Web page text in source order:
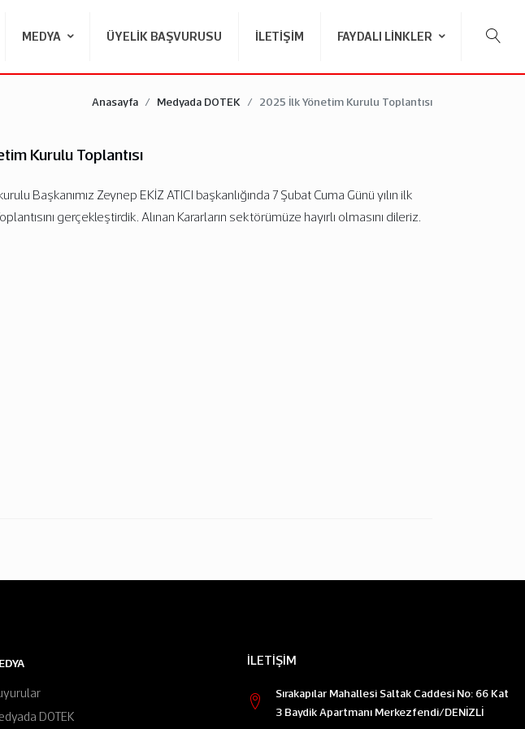
MEDYA ÜYELIK BAŞVURUSU İLETIŞIM FAYDALI LINKLER
Anasayfa Medyada DOTEK 2025 İlk Yönetim Kurulu Toplantısı
Kurulu Toplantısı
Başkanımız Zeynep EKİZ ATICI başkanlığında 7 Şubat Cuma Günü yılın ilk
gerçekleştirdik. Alınan Kararların sektörümüze hayırlı olmasını dileriz.
DOTEK
İLETIŞIM
Sırakapılar Mahallesi Saltak Caddesi No: 66 Kat
3 Baydik Apartmanı Merkezfendi/DENİZLİ